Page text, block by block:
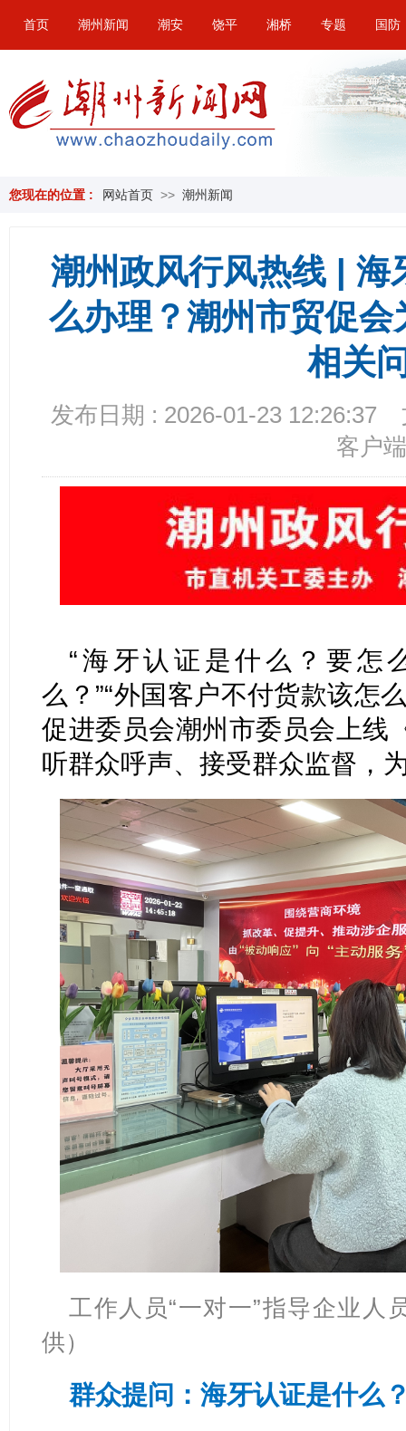
首页 潮州新闻 潮安 饶平 湘桥 专题 国防
您现在的位置 : 网站首页 >> 潮州新闻
潮州政风行风热线 | 海
么办理？潮州市贸促
相关
发布日期 : 2026-01-23 12:26:37
客户端
“海牙认证是什么？要怎
么？”“外国客户不付货款该怎
促进委员会潮州市委员会上线
听群众呼声、接受群众监督，
工作人员“一对一”指导企业人
供）
群众提问：海牙认证是什么